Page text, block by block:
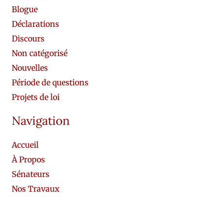
Blogue
Déclarations
Discours
Non catégorisé
Nouvelles
Période de questions
Projets de loi
Navigation
Accueil
À Propos
Sénateurs
Nos Travaux